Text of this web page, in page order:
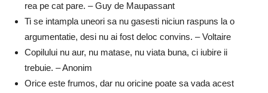
rea pe cat pare. – Guy de Maupassant
Ti se intampla uneori sa nu gasesti niciun raspuns la o
argumentatie, desi nu ai fost deloc convins. – Voltaire
Copilului nu aur, nu matase, nu viata buna, ci iubire ii
trebuie. – Anonim
Orice este frumos, dar nu oricine poate sa vada acest